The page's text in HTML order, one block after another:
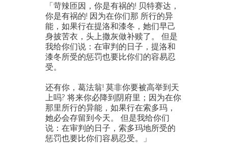
「苛辣匝因，你是有祸的! 贝特赛达，
你是有祸的! 因为在你们那 所行的异
能，如果行在提洛和漆冬，她们早己
身披苦衣，头上撒灰做补赎了。 但是
我给你们说：在审判的日子，提洛和
漆冬所受的惩罚也要比你们的容易忍
受。
还有你，葛法翁! 莫非你要被高举到天
上吗? 将来你必降到阴府里；因为在你
那里所行的异能，如果行在索多玛，
她必会存留到今天。 但是我给你们
说：在审判的日子，索多玛地所受的
惩罚也要比你们容易忍受。」